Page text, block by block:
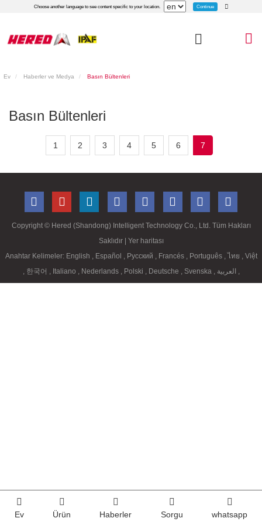
Choose another language to see content specific to your location. Continue
Ev Haberler ve Medya Basın Bültenleri
Basın Bültenleri
1 2 3 4 5 6 7
Copyright © Hered (Shandong) Intelligent Technology Co., Ltd. Tüm Hakları
Saklıdır
| Yer haritası
Anahtar Kelimeler: English , Español , Русский , Francés , Português , ไทย , Việt
, 한국어 , Italiano , Nederlands , Polski , Deutsche , Svenska , ,
Ev Ürün Haberler Sorgu whatsapp